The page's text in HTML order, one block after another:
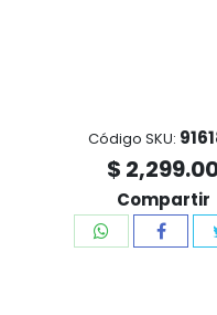
Código SKU:
$
Compartir